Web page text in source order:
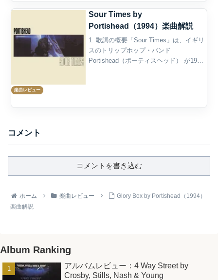
楽曲レビュー
Sour Times by
Portishead（1994）楽曲解説
1. 歌詞の概要「Sour Times」は、イギリ
スのトリップホップ・バンド
Portishead（ポーティスヘッド） が1994
コメント
コメントを書き込む
ホーム 楽曲レビュー
Glory Box by Portishead（1994）
楽曲解説
Album Ranking
アルバムレビュー：4 Way Street by
Crosby, Stills, Nash & Young